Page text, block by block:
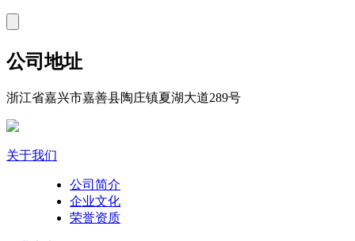
公司地址
浙江省嘉兴市嘉善县陶庄镇夏湖大道289号
关于我们
公司简介
企业文化
荣誉资质